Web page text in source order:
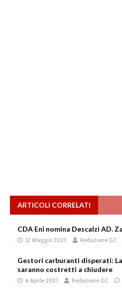
ARTICOLI CORRELATI
CDA Eni nomina Descalzi AD.
12 Maggio 2023 Redazione GC
Gestori carburanti disperati:
saranno costretti a chiudere
6 Aprile 2021 Redazione GC